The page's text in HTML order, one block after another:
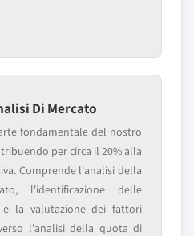
Di Mercato
fondamentale del nostro
per circa il 20% alla
Comprende l'analisi della
l'identificazione delle
la valutazione dei fattori
l'analisi della quota di